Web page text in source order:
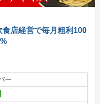
食店経営で毎月粗利100
ー